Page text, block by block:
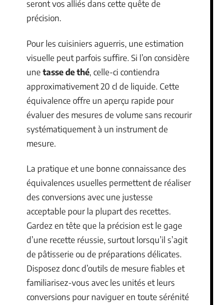
seront vos alliés dans cette quête de
précision.
Pour les cuisiniers aguerris, une estimation
visuelle peut parfois suffire. Si l’on considère
une tasse de thé, celle-ci contiendra
approximativement 20 cl de liquide. Cette
équivalence offre un aperçu rapide pour
évaluer des mesures de volume sans recourir
systématiquement à un instrument de
mesure.
La pratique et une bonne connaissance des
équivalences usuelles permettent de réaliser
des conversions avec une justesse
acceptable pour la plupart des recettes.
Gardez en tête que la précision est le gage
d’une recette réussie, surtout lorsqu’il s’agit
de pâtisserie ou de préparations délicates.
Disposez donc d’outils de mesure fiables et
familiarisez-vous avec les unités et leurs
conversions pour naviguer en toute sérénité